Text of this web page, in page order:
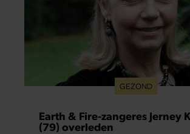
GEZOND
Earth & Fire-zangeres Jerney
(79) overleden